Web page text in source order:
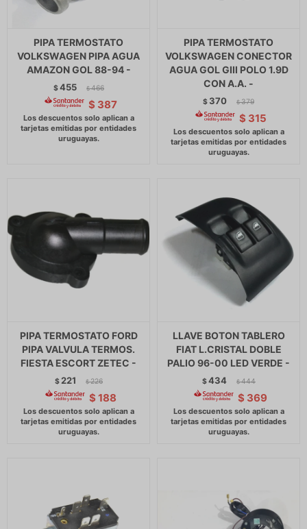
PIPA TERMOSTATO
VOLKSWAGEN PIPA AGUA
AMAZON GOL 88-94 -
$455 $ 466
$ 387
PIPA TERMOSTATO
VOLKSWAGEN CONECTOR
AGUA GOL GIII POLO 1.9D
CON A.A. -
$ 370 $ 379
$ 315
PIPA TERMOSTATO FORD
PIPA VALVULA TERMOS.
FIESTA ESCORT ZETEC -
$ 221 $ 226
$ 188
LLAVE BOTON TABLERO
FIAT L.CRISTAL DOBLE
PALIO 96-00 LED VERDE -
$434 $ 444
$ 369